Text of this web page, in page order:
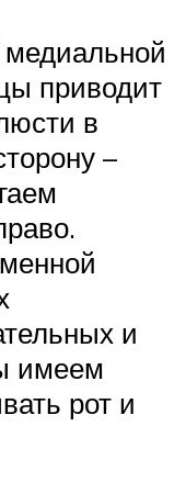
приводит
в
–
и
имеем
рот и